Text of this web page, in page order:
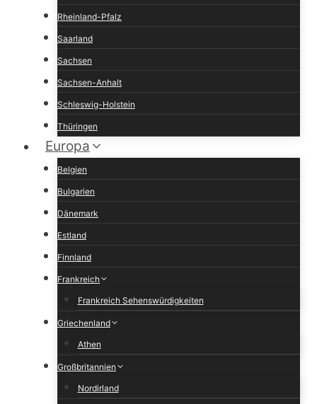
Rheinland-Pfalz
Saarland
Sachsen
Sachsen-Anhalt
Schleswig-Holstein
Thüringen
Europa
Belgien
Bulgarien
Dänemark
Estland
Finnland
Frankreich
Frankreich Sehenswürdigkeiten
Griechenland
Athen
Großbritannien
Nordirland